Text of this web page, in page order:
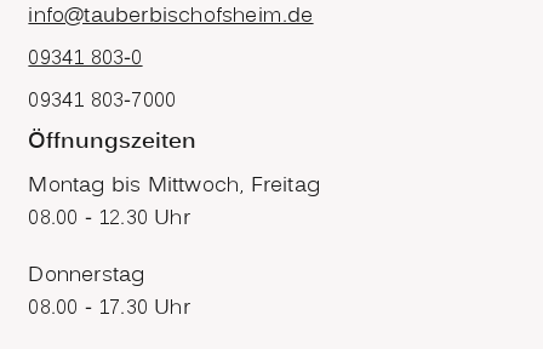
info@tauberbischofsheim.de
09341 803-0
09341 803-7000
Öffnungszeiten
Montag bis Mittwoch, Freitag
08.00 - 12.30 Uhr
Donnerstag
08.00 - 17.30 Uhr